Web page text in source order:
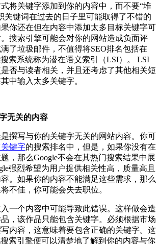
将关键字添加到你的内容中，而不要“堆
关键词在过去的日子里可能取得了不错的
你还在但在内容中添加太多目标关键字可
搜索引擎可能会对你的网站造成负面评
了垃圾邮件，不值得将SEO排名包括在
索系统称为潜在语义索引（LSI）。 LSI
否与读者相关，并且还考虑了其他相关短
中输入太多关键字。
无关的内容
撰写与你的关键字无关的网站内容。你可
键字的搜索排名中，但是，如果你没有在
，那么Google不会在其热门搜索结果中展
强烈希望为用户提供相关性高，质量高且
。如果你的内容不能满足这些需求，那么
不佳，你可能会失去职位。
一个内容中可能导致此错误。这样做会造
，该作品只能包含关键字。必须根据市场
内容，这意味着要包含正确的关键字。这
索引擎便可以清楚地了解到你的内容与你